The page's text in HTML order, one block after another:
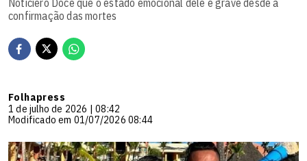
confirmação das mortes
Folhapress
1 de julho de 2026 | 08:42
Modificado em 01/07/2026 08:44